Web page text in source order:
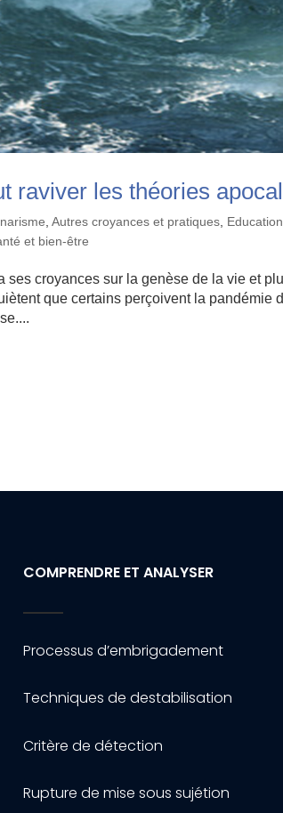
raviver les théories
,Autres croyances et pratiques
et bien-être
croyances sur la genèse de la vie et
que certains perçoivent la pandémie
COMPRENDRE ET ANALYSER
Processus d’embrigadement
Techniques de destabilisation
Critère de détection
Rupture de mise sous sujétion